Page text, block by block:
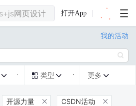
打开App
我的活动

  类型  更多 
开源力量  CSDN活动 